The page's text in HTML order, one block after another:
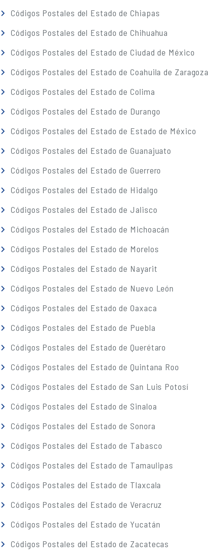
Códigos Postales del Estado de Chiapas
Códigos Postales del Estado de Chihuahua
Códigos Postales del Estado de Ciudad de México
Códigos Postales del Estado de Coahuila de Zaragoza
Códigos Postales del Estado de Colima
Códigos Postales del Estado de Durango
Códigos Postales del Estado de Estado de México
Códigos Postales del Estado de Guanajuato
Códigos Postales del Estado de Guerrero
Códigos Postales del Estado de Hidalgo
Códigos Postales del Estado de Jalisco
Códigos Postales del Estado de Michoacán
Códigos Postales del Estado de Morelos
Códigos Postales del Estado de Nayarit
Códigos Postales del Estado de Nuevo León
Códigos Postales del Estado de Oaxaca
Códigos Postales del Estado de Puebla
Códigos Postales del Estado de Querétaro
Códigos Postales del Estado de Quintana Roo
Códigos Postales del Estado de San Luis Potosí
Códigos Postales del Estado de Sinaloa
Códigos Postales del Estado de Sonora
Códigos Postales del Estado de Tabasco
Códigos Postales del Estado de Tamaulipas
Códigos Postales del Estado de Tlaxcala
Códigos Postales del Estado de Veracruz
Códigos Postales del Estado de Yucatán
Códigos Postales del Estado de Zacatecas